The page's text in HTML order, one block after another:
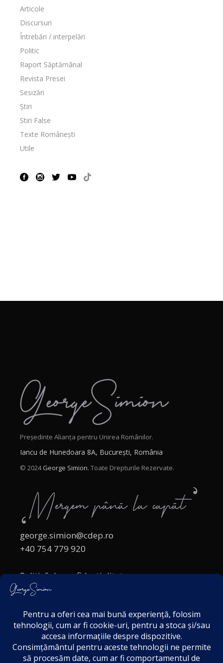
Articole
Discursuri
Întrebări / interpelări
Politic
Raport Săptămânal
Revista Presei
Sesizări
Știri
Stiri False
Texte Românești
Utile
Președinte Alianța pentru Unirea Românilor.
Iancu de Hunedoara 8A, București, România
© 2024George Simion. Toate Drepturile Rezervate.
george.simion@cdep.ro
+40 754 779 920
Politică de confidențialitate
Politica cookies
Acordul de markting
Disclaimer